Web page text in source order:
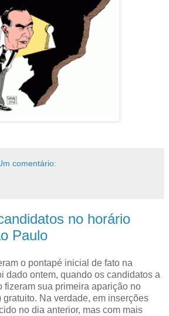
comentário:
no horário
Paulo
o pontapé inicial de fato na
dado ontem, quando os candidatos a
fizeram sua primeira aparição no
gratuito. Na verdade, em inserções
no dia anterior, mas com mais